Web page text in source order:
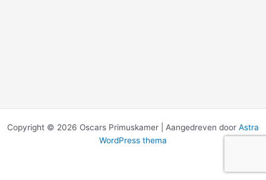
Copyright © 2026 Oscars Primuskamer | Aangedreven door Astra
WordPress thema